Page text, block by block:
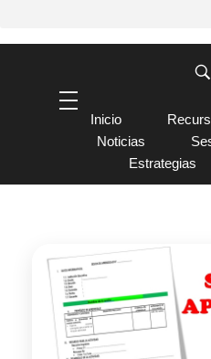
Inicio
Noticias
Estrategias